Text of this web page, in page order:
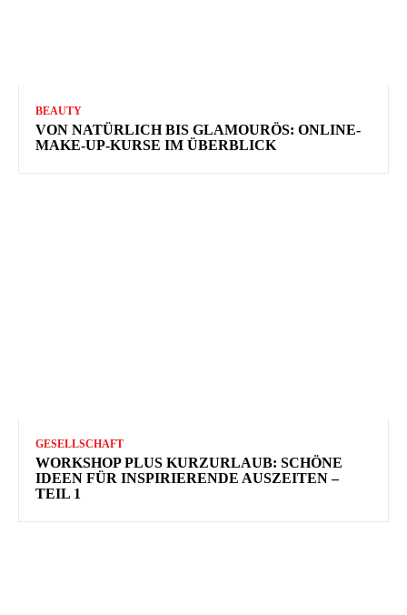
BEAUTY
VON NATÜRLICH BIS GLAMOURÖS: ONLINE-
MAKE-UP-KURSE IM ÜBERBLICK
GESELLSCHAFT
WORKSHOP PLUS KURZURLAUB: SCHÖNE
IDEEN FÜR INSPIRIERENDE AUSZEITEN –
TEIL 1